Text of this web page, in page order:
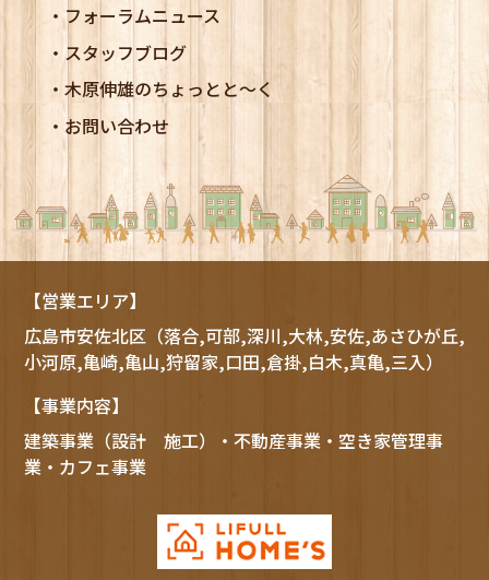
フォーラムニュース
スタッフブログ
木原伸雄のちょっとと～く
お問い合わせ
【営業エリア】
広島市安佐北区（落合,可部,深川,大林,安佐,あさひが丘,
小河原,亀崎,亀山,狩留家,口田,倉掛,白木,真亀,三入）
【事業内容】
建築事業（設計 施工）・不動産事業・空き家管理事
業・カフェ事業